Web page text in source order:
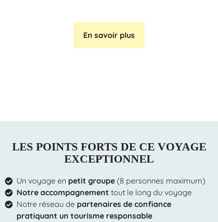
En savoir plus
LES POINTS FORTS DE CE VOYAGE
EXCEPTIONNEL
Un voyage en petit groupe (8 personnes maximum)
Notre accompagnement tout le long du voyage
Notre réseau de partenaires de confiance
pratiquant un tourisme responsable